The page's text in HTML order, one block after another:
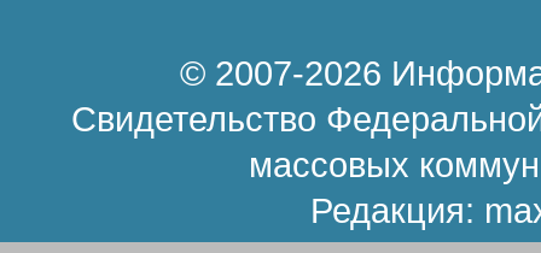
© 2007-2026
Свидетельство
массовых
Редакция: